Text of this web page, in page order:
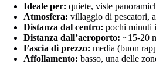
Ideale per: quiete, viste
Atmosfera: villaggio di pescatori,
Distanza dal centro: pochi minuti
Distanza dall’aeroporto: ~15-20
Fascia di prezzo: media (buon
Affollamento: basso, una delle